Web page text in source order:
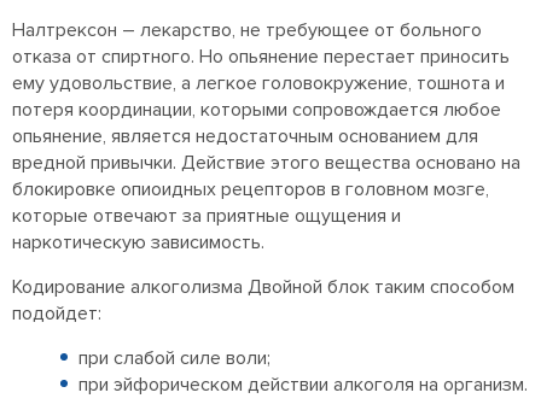
Налтрексон – лекарство, не требующее от больного
отказа от спиртного. Но опьянение перестает приносить
ему удовольствие, а легкое головокружение, тошнота и
потеря координации, которыми сопровождается любое
опьянение, является недостаточным основанием для
вредной привычки. Действие этого вещества основано на
блокировке опиоидных рецепторов в головном мозге,
которые отвечают за приятные ощущения и
наркотическую зависимость.
Кодирование алкоголизма Двойной блок таким способом
подойдет:
при слабой силе воли;
при эйфорическом действии алкоголя на организм.